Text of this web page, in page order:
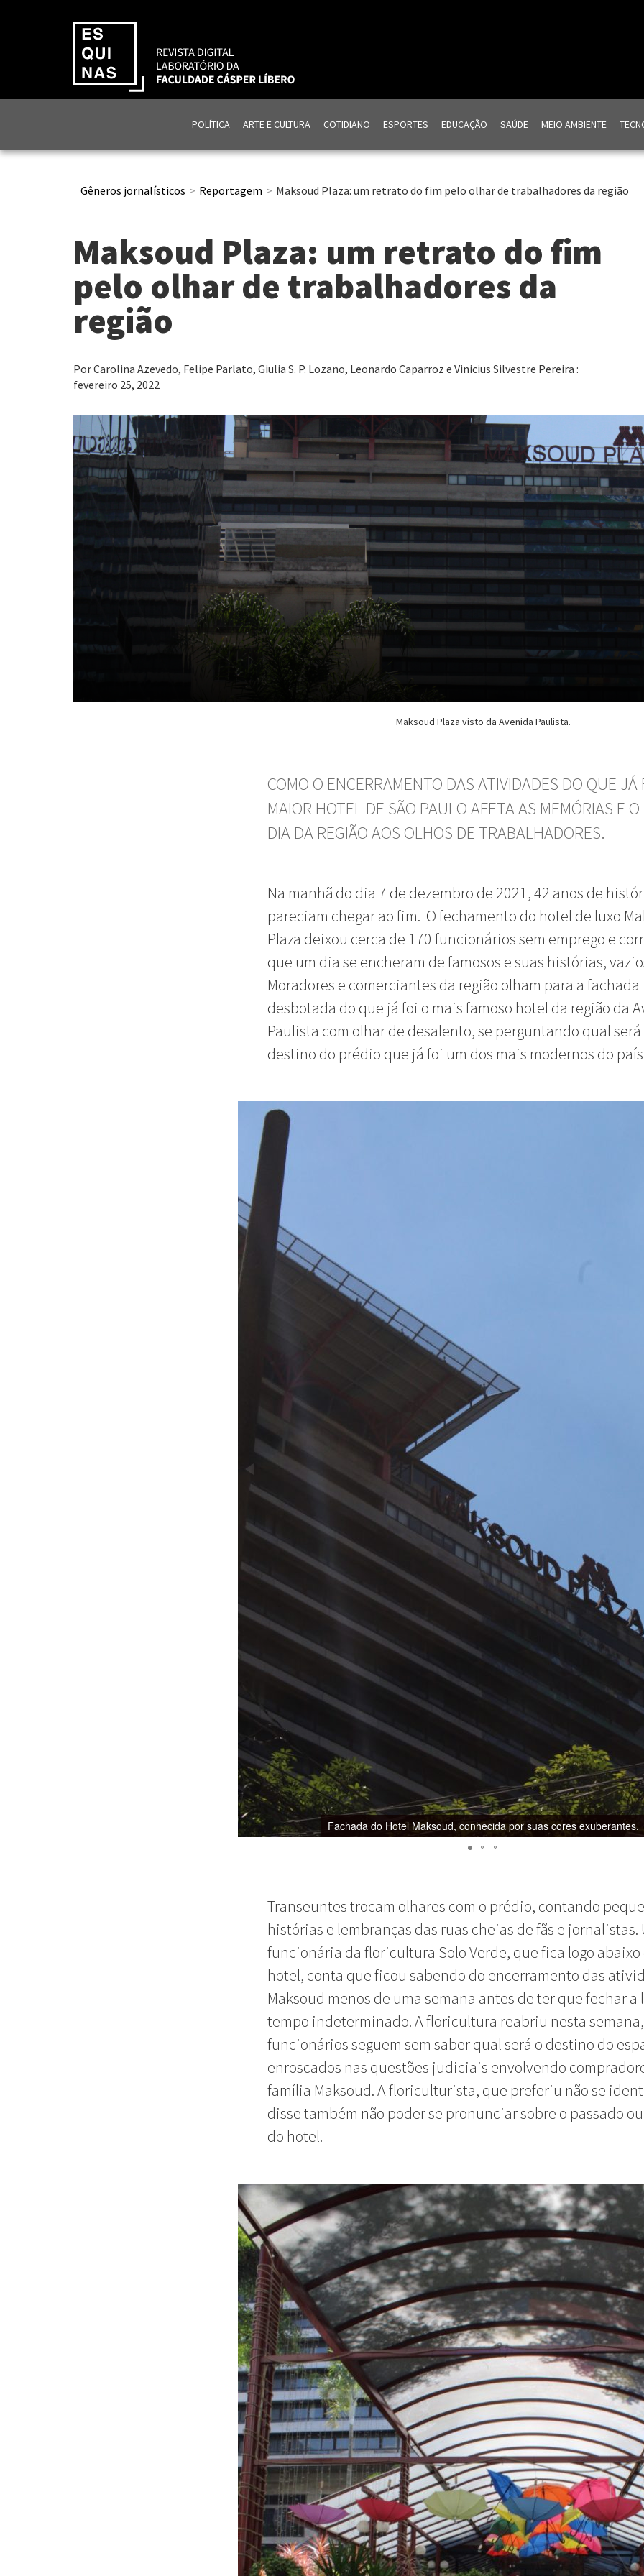
POLÍTICA ARTE E CULTURA COTIDIANO ESPORTES EDUCAÇÃO SAÚDE MEIO AMBIENTE
Gêneros jornalísticos Reportagem Maksoud Plaza: um retrato do fim pelo olhar de trabalhadores da região
Maksoud Plaza: um retrato do fim
pelo olhar de trabalhadores da
região
Por Carolina Azevedo, Felipe Parlato, Giulia S. P. Lozano, Leonardo Caparroz e Vinicius Silvestre Pereira :
fevereiro 25, 2022
Maksoud Plaza visto da Avenida Paulista.
COMO O ENCERRAMENTO DAS ATIVIDADES DO QUE JÁ
MAIOR HOTEL DE SÃO PAULO AFETA AS MEMÓRIAS E
DIA DA REGIÃO AOS OLHOS DE TRABALHADORES.
Na manhã do dia 7 de dezembro de 2021, 42 anos de
pareciam chegar ao fim. O fechamento do hotel de luxo
Plaza deixou cerca de 170 funcionários sem emprego e
que um dia se encheram de famosos e suas histórias,
Moradores e comerciantes da região olham para a fachada
desbotada do que já foi o mais famoso hotel da região da
Paulista com olhar de desalento, se perguntando qual será
destino do prédio que já foi um dos mais modernos do
Fachada do Hotel Maksoud, conhecida por suas cores exuberantes.
Transeuntes trocam olhares com o prédio, contando
histórias e lembranças das ruas cheias de fãs e jornalistas.
funcionária da floricultura Solo Verde, que fica logo abaixo
hotel, conta que ficou sabendo do encerramento das
Maksoud menos de uma semana antes de ter que fechar a
tempo indeterminado. A floricultura reabriu nesta semana,
funcionários seguem sem saber qual será o destino do
enroscados nas questões judiciais envolvendo
família Maksoud. A floriculturista, que preferiu não se
disse também não poder se pronunciar sobre o passado
do hotel.